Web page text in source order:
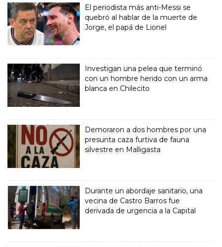
El periodista más anti-Messi se
quebró al hablar de la muerte de
Jorge, el papá de Lionel
Investigan una pelea que terminó
con un hombre herido con un arma
blanca en Chilecito
Demoraron a dos hombres por una
presunta caza furtiva de fauna
silvestre en Malligasta
Durante un abordaje sanitario, una
vecina de Castro Barros fue
derivada de urgencia a la Capital